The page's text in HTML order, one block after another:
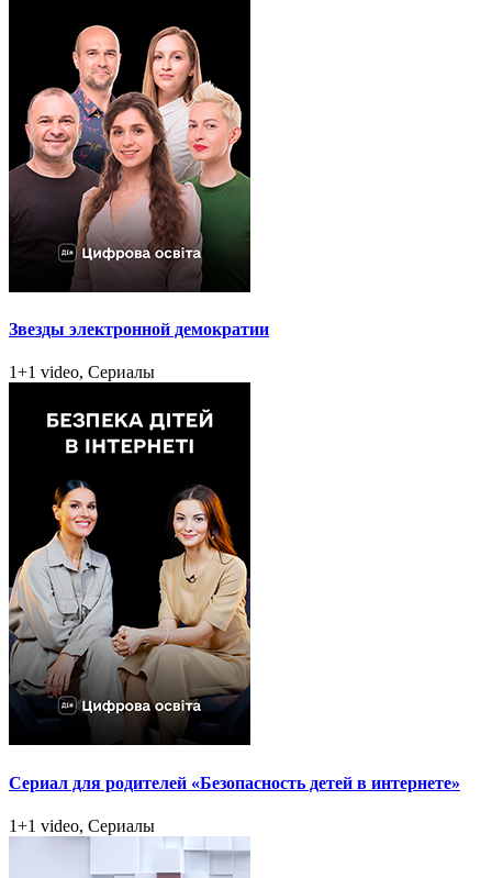
Звезды электронной демократии
1+1 video, Сериалы
Сериал для родителей «Безопасность детей в интернете»
1+1 video, Сериалы